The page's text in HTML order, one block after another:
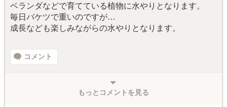
ベランダなどで育てている植物に水やりとなります。
毎日バケツで重いのですが…
成長なども楽しみながらの水やりとなります。
コメント
もっとコメントを見る